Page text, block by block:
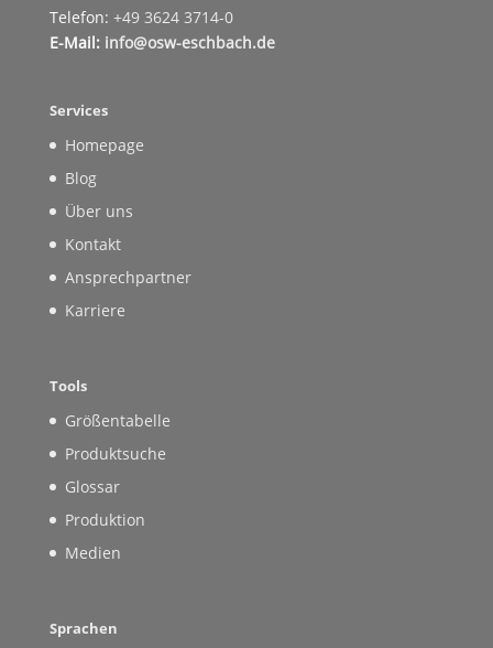
Telefon: +49 3624 3714-0
E-Mail: info@osw-eschbach.de
Services
Homepage
Blog
Über uns
Kontakt
Ansprechpartner
Karriere
Tools
Größentabelle
Produktsuche
Glossar
Produktion
Medien
Sprachen